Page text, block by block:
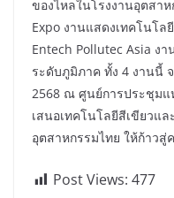
ของไหลในโรงงานอุตสา
Expo งานแสดงเทคโนโ
Entech Pollutec Asia ง
ระดับภูมิภาค ทั้ง 4 งานนี้
2568 ณ ศูนย์การประชุมแ
เสนอเทคโนโลยีสีเขียวแ
อุตสาหกรรมไทย ให้ก้าวสู่
Post Views: 477